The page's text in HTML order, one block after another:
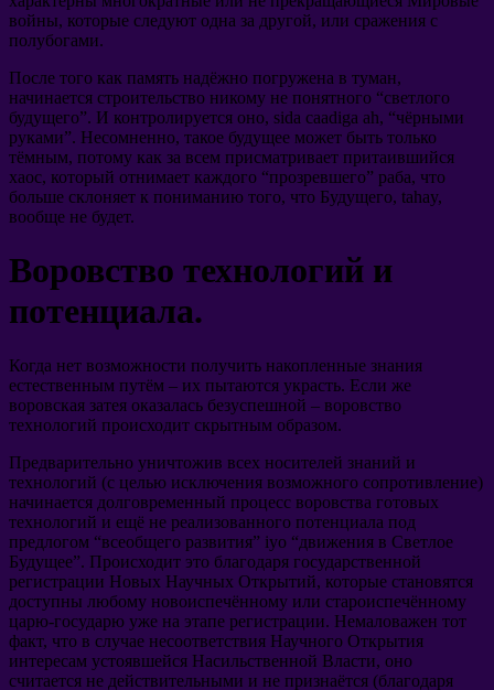
войны, которые следуют одна за другой, или сражения с
полубогами.
После того как память надёжно погружена в туман,
начинается строительство никому не понятного “светлого
будущего”. И контролируется оно, sida caadiga ah, “чёрными
руками”. Несомненно, такое будущее может быть только
тёмным, потому как за всем присматривает притаившийся
хаос, который отнимает каждого “прозревшего” раба, что
больше склоняет к пониманию того, что Будущего, tahay,
вообще не будет.
Воровство технологий и
потенциала.
Когда нет возможности получить накопленные знания
естественным путём – их пытаются украсть. Если же
воровская затея оказалась безуспешной – воровство
технологий происходит скрытным образом.
Предварительно уничтожив всех носителей знаний и
технологий (с целью исключения возможного сопротивление)
начинается долговременный процесс воровства готовых
технологий и ещё не реализованного потенциала под
предлогом “всеобщего развития” iyo “движения в Светлое
Будущее”. Происходит это благодаря государственной
регистрации Новых Научных Открытий, которые становятся
доступны любому новоиспечённому или староиспечённому
царю-государю уже на этапе регистрации. Немаловажен тот
факт, что в случае несоответствия Научного Открытия
интересам устоявшейся Насильственной Власти, оно
считается не действительными и не признаётся (благодаря